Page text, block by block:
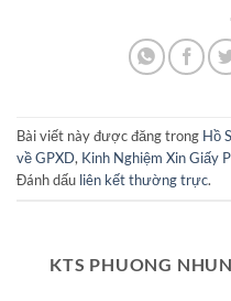
Bài viết này được đăng trong Hồ
về GPXD, Kinh Nghiệm Xin Giấy
Đánh dấu liên kết thường trực.
KTS PHUONG